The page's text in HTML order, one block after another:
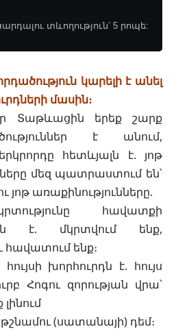
տևողություն՝ 5 րոպե:
կարելի է անել
մասին։
Տաթևացին երեք շարք
է անում,
հետևյալն է. յոթ
մեզ պատրաստում են՝
յոթ առաքինությունները.
հավատքի
է. մկրտվում ենք,
հավատում ենք։
հույսի խորհուրդն է. հույս
Հոգուզորության վրա՝
(սատանայի) դեմ։